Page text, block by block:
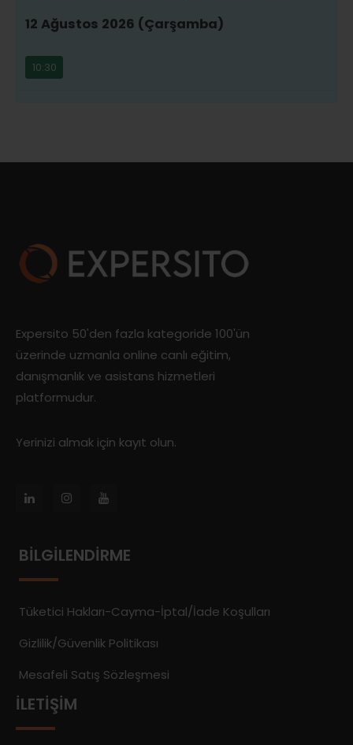
12 Ağustos 2026 (Çarşamba)
10:30
Expersito 50'den fazla kategoride 100'ün
üzerinde uzmanla online canlı eğitim,
danışmanlık ve asistans hizmetleri
platformudur.
Yerinizi almak için kayıt olun.
BILGILENDIRME
Tüketici Hakları-Cayma-İptal/İade Koşulları
Gizlilik/Güvenlik Politikası
Mesafeli Satış Sözleşmesi
İLETIŞIM